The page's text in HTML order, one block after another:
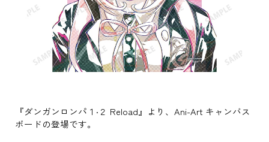
『ダンガンロンパ１‧２ Reload』より、Ani-Art キャンバス
ボードの登場です。